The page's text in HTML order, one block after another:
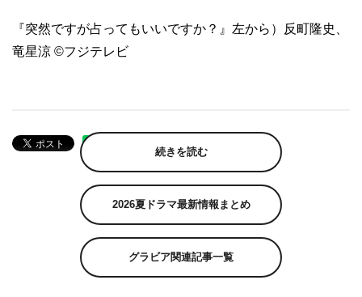
『突然ですが占ってもいいですか？』左から）反町隆史、
竜星涼 ©フジテレビ
続きを読む
2026夏ドラマ最新情報まとめ
グラビア関連記事一覧